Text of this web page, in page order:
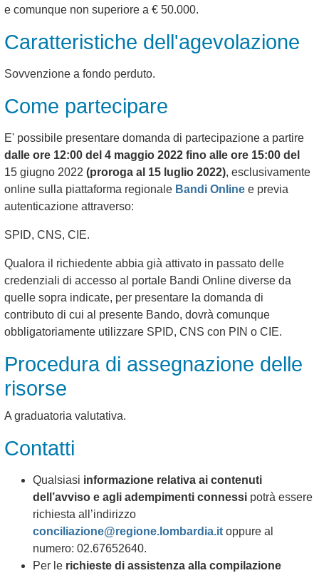
e comunque non superiore a € 50.000.
Caratteristiche dell'agevolazione
Sovvenzione a fondo perduto.
Come partecipare
E' possibile presentare domanda di partecipazione a partire
dalle ore 12:00 del 4 maggio 2022 fino alle ore 15:00 del
15 giugno 2022 (proroga al 15 luglio 2022), esclusivamente
online sulla piattaforma regionale Bandi Online e previa
autenticazione attraverso:
SPID, CNS, CIE.
Qualora il richiedente abbia già attivato in passato delle
credenziali di accesso al portale Bandi Online diverse da
quelle sopra indicate, per presentare la domanda di
contributo di cui al presente Bando, dovrà comunque
obbligatoriamente utilizzare SPID, CNS con PIN o CIE.
Procedura di assegnazione delle
risorse
A graduatoria valutativa.
Contatti
Qualsiasi informazione relativa ai contenuti
dell’avviso e agli adempimenti connessi potrà essere
richiesta all’indirizzo
conciliazione@regione.lombardia.it oppure al
numero: 02.67652640.
Per le richieste di assistenza alla compilazione